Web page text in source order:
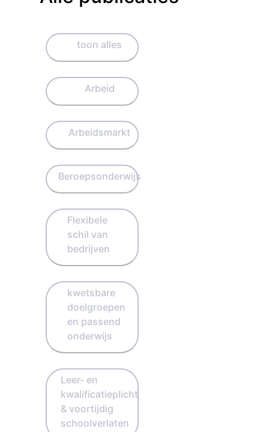
toon alles
Arbeid
Arbeidsmarkt
Beroepsonderwijs
Flexibele
schil van
bedrijven
kwetsbare
doelgroepen
en passend
onderwijs
Leer- en
kwalificatieplicht
& voortijdig
schoolverlaten